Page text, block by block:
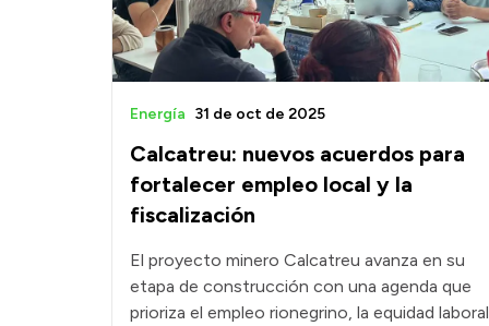
Calcatreu: nuevos acuerdos para
fortalecer empleo local y la
fiscalización
Energía 31 de oct de 2025
El proyecto minero Calcatreu avanza en su
etapa de construcción con una agenda que
prioriza el empleo rionegrino, la equidad laboral